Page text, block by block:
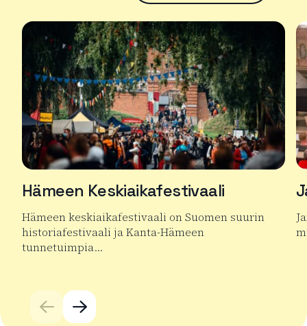
Hämeen Keskiaikafestivaali
Hämeen keskiaikafestivaali on Suomen suurin
historiafestivaali ja Kanta-Hämeen
tunnetuimpia…